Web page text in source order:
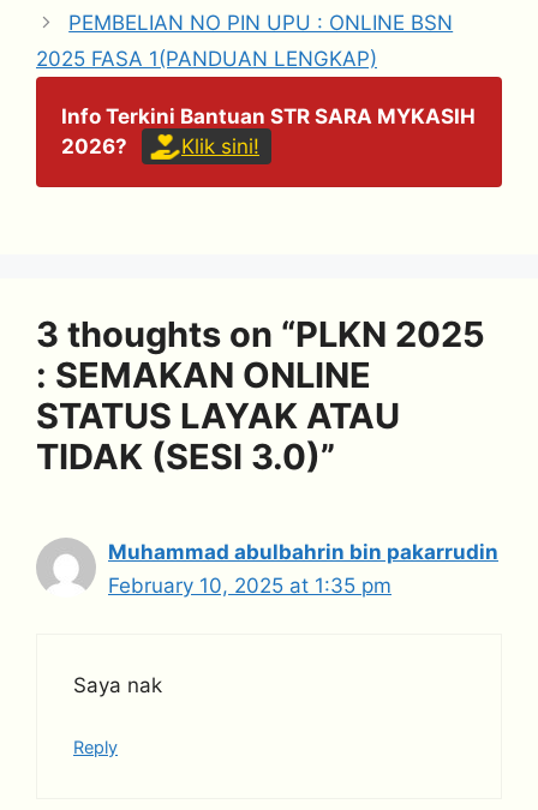
PEMBELIAN NO PIN UPU : ONLINE BSN
2025 FASA 1(PANDUAN LENGKAP)
Info Terkini Bantuan STR SARA MYKASIH
2026?
Klik sini!
3 thoughts on “PLKN 2025
: SEMAKAN ONLINE
STATUS LAYAK ATAU
TIDAK (SESI 3.0)”
Muhammad abulbahrin bin pakarrudin
February 10, 2025 at 1:35 pm
Saya nak
Reply